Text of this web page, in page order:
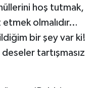
hoş tutmak,
olmalıdır…
bir şey var ki!
deseler tartışmasız